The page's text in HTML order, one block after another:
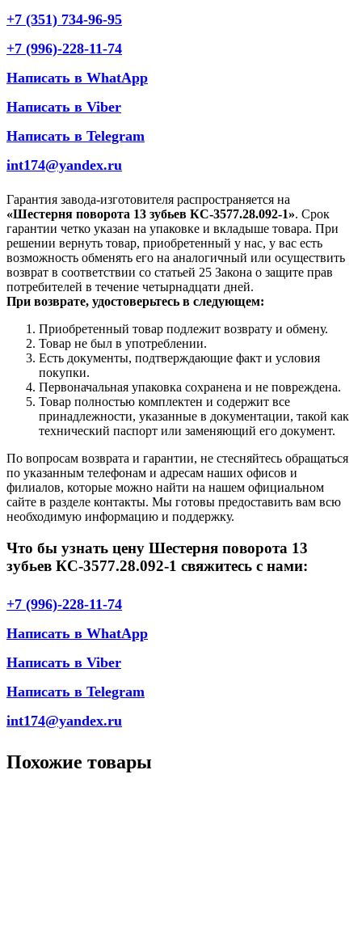
+7 (351) 734-96-95
+7 (996)-228-11-74
Написать в WhatApp
Написать в Viber
Написать в Telegram
int174@yandex.ru
Гарантия завода-изготовителя распространяется на
«Шестерня поворота 13 зубьев КС-3577.28.092-1». Срок
гарантии четко указан на упаковке и вкладыше товара. При
решении вернуть товар, приобретенный у нас, у вас есть
возможность обменять его на аналогичный или осуществить
возврат в соответствии со статьей 25 Закона о защите прав
потребителей в течение четырнадцати дней.
При возврате, удостоверьтесь в следующем:
Приобретенный товар подлежит возврату и обмену.
Товар не был в употреблении.
Есть документы, подтверждающие факт и условия
покупки.
Первоначальная упаковка сохранена и не повреждена.
Товар полностью комплектен и содержит все
принадлежности, указанные в документации, такой как
технический паспорт или заменяющий его документ.
По вопросам возврата и гарантии, не стесняйтесь обращаться
по указанным телефонам и адресам наших офисов и
филиалов, которые можно найти на нашем официальном
сайте в разделе контакты. Мы готовы предоставить вам всю
необходимую информацию и поддержку.
Что бы узнать цену Шестерня поворота 13
зубьев КС-3577.28.092-1 свяжитесь с нами:
+7 (996)-228-11-74
Написать в WhatApp
Написать в Viber
Написать в Telegram
int174@yandex.ru
Похожие товары